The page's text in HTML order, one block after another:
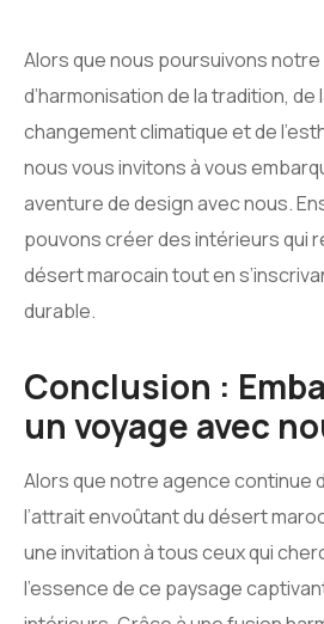
Alors que nous poursuivons notre
d’harmonisation de la tradition,
changement climatique et de
nous vous invitons à vous
aventure de design avec nous.
pouvons créer des intérieurs qui
désert marocain tout en
durable.
Conclusion :
un voyage avec
Alors que notre agence continue
l’attrait envoûtant du désert
une invitation à tous ceux qui
l’essence de ce paysage